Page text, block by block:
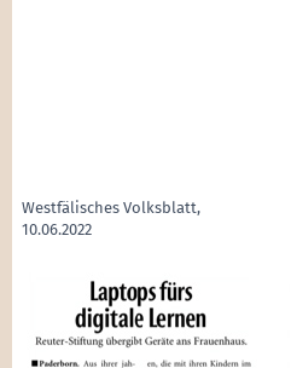
Westfälisches Volksblatt,
10.06.2022